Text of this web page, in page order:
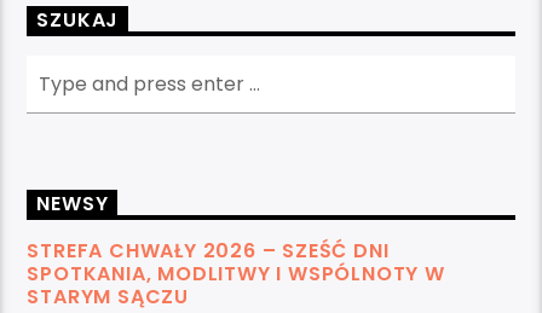
SZUKAJ
NEWSY
STREFA CHWAŁY 2026 – SZEŚĆ DNI
SPOTKANIA, MODLITWY I WSPÓLNOTY W
STARYM SĄCZU